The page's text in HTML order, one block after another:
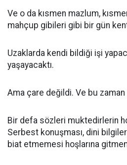
Ve o da kısmen mazlum,
mahçup gibileri gibi bir gün
Uzaklarda kendi bildiği işi
yaşayacaktı.
Ama çare değildi. Ve bu zaman
Bir defa sözleri muktedirlerin
Serbest konuşması, dini
biat etmemesi hoşlarına